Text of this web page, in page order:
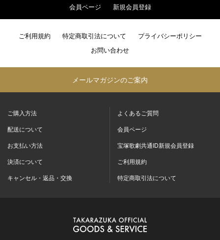
会員ページ 新規会員登録
ご利用規約 特定商取引法について プライバシーポリシー
お問い合わせ
メールマガジンのご案内
ご購入方法
配送について
お支払い方法
決済について
キャンセル・返品・交換
よくあるご質問
会員ページ
宝塚歌劇共通ID新規会員登録
ご利用規約
特定商取引法について